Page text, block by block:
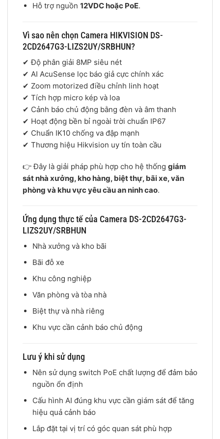
Hỗ trợ nguồn 12VDC hoặc PoE.
Vì sao nên chọn Camera HIKVISION DS-
2CD2647G3-LIZS2UY/SRBHUN?
✔ Độ phân giải 8MP siêu nét
✔ AI AcuSense lọc báo giả cực chính xác
✔ Zoom motorized điều chỉnh linh hoạt
✔ Tích hợp micro kép và loa
✔ Cảnh báo chủ động bằng đèn và âm thanh
✔ Hoạt động bền bỉ ngoài trời chuẩn IP67
✔ Chuẩn IK10 chống va đập mạnh
✔ Thương hiệu Hikvision uy tín toàn cầu
👉 Đây là giải pháp phù hợp cho hệ thống giám
sát nhà xưởng, kho hàng, biệt thự, bãi xe, văn
phòng và khu vực yêu cầu an ninh cao.
Ứng dụng thực tế của Camera DS-2CD2647G3-
LIZS2UY/SRBHUN
Nhà xưởng và kho bãi
Bãi đỗ xe
Khu công nghiệp
Văn phòng và tòa nhà
Biệt thự và nhà riêng
Khu vực cần cảnh báo chủ động
Lưu ý khi sử dụng
Nên sử dụng switch PoE chất lượng để đảm bảo
nguồn ổn định
Cấu hình AI đúng khu vực cần giám sát để tăng
hiệu quả cảnh báo
Lắp đặt tại vị trí có góc quan sát phù hợp